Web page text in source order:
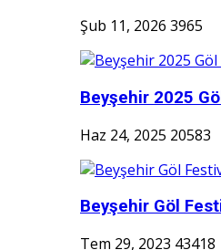
Şub 11, 2026 3965
Beyşehir 2025
Haz 24, 2025 20583
Beyşehir Göl
Tem 29, 2023 43418